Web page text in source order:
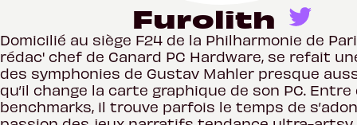
Furolith
Domicilié au siège F24 de la Philharmonie de
rédac' chef de Canard PC Hardware, se refait
des symphonies de Gustav Mahler presque
qu’il change la carte graphique de son PC. Entre
benchmarks, il trouve parfois le temps de